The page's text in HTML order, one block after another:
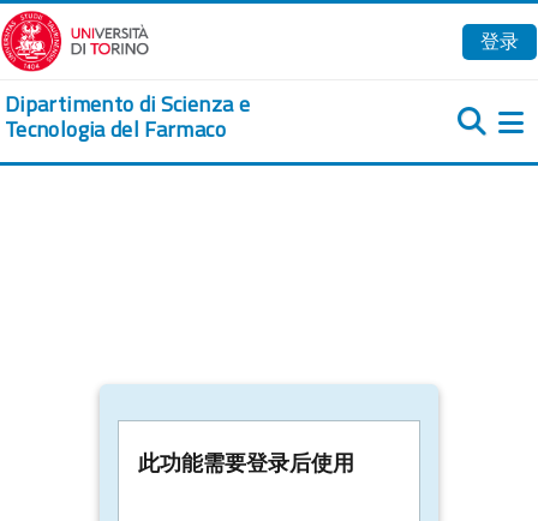
跳到主要内容
登录
Dipartimento di Scienza e
Tecnologia del Farmaco
此功能需要登录后使用